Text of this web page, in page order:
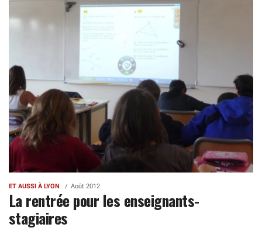
ET AUSSI À LYON Août 2012
La rentrée pour les enseignants-
stagiaires